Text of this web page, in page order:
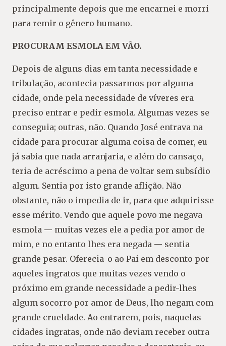
principalmente depois que me encarnei e morri
para remir o gênero humano.
PROCURAM ESMOLA EM VÃO.
Depois de alguns dias em tanta necessidade e
tribulação, acontecia passarmos por alguma
cidade, onde pela necessidade de víveres era
preciso entrar e pedir esmola. Algumas vezes se
conseguia; outras, não. Quando José entrava na
cidade para procurar alguma coisa de comer, eu
já sabia que nada arranjaria, e além do cansaço,
teria de acréscimo a pena de voltar sem subsídio
algum. Sentia por isto grande aflição. Não
obstante, não o impedia de ir, para que adquirisse
esse mérito. Vendo que aquele povo me negava
esmola — muitas vezes ele a pedia por amor de
mim, e no entanto lhes era negada — sentia
grande pesar. Oferecia-o ao Pai em desconto por
aqueles ingratos que muitas vezes vendo o
próximo em grande necessidade a pedir-lhes
algum socorro por amor de Deus, lho negam com
grande crueldade. Ao entrarem, pois, naquelas
cidades ingratas, onde não deviam receber outra